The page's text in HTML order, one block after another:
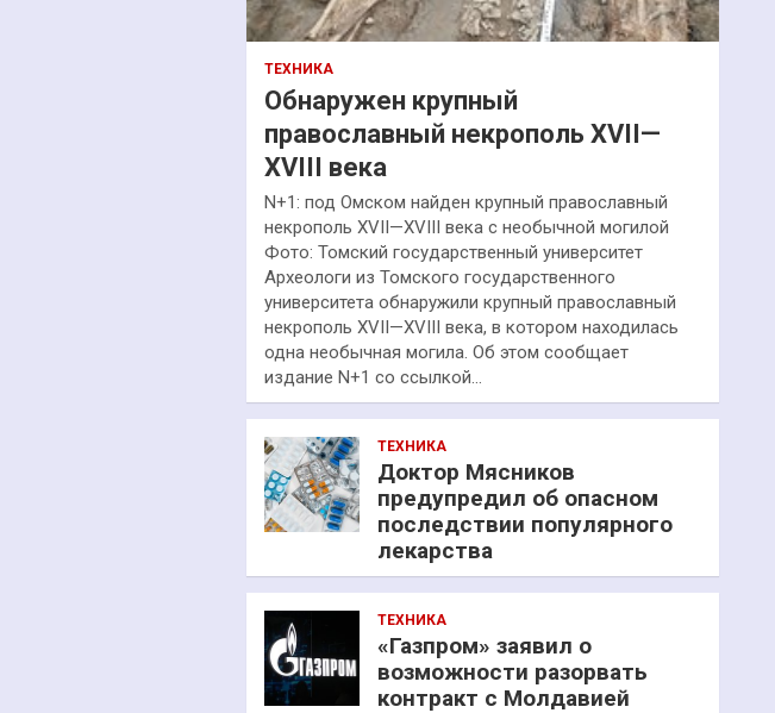
ТЕХНИКА
Обнаружен крупный
православный некрополь XVII—
XVIII века
N+1: под Омском найден крупный православный
некрополь XVII—XVIII века с необычной могилой
Фото: Томский государственный университет
Археологи из Томского государственного
университета обнаружили крупный православный
некрополь XVII—XVIII века, в котором находилась
одна необычная могила. Об этом сообщает
издание N+1 со ссылкой…
ТЕХНИКА
Доктор Мясников
предупредил об опасном
последствии популярного
лекарства
ТЕХНИКА
«Газпром» заявил о
возможности разорвать
контракт с Молдавией